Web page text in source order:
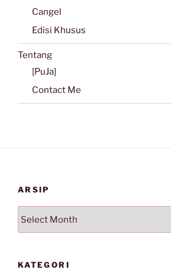
Cangel
Edisi Khusus
Tentang
[PuJa]
Contact Me
ARSIP
KATEGORI